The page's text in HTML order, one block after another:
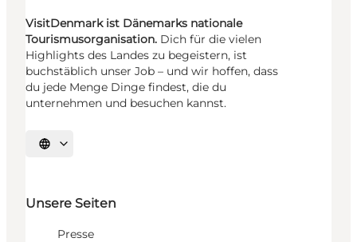
VisitDenmark ist Dänemarks nationale
Tourismusorganisation. Dich für die vielen
Highlights des Landes zu begeistern, ist
buchstäblich unser Job – und wir hoffen, dass
du jede Menge Dinge findest, die du
unternehmen und besuchen kannst.
Sprache auswählen
Unsere Seiten
Presse